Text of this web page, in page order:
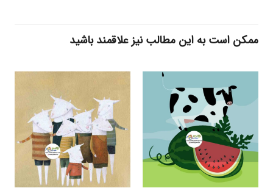
ممکن است به این مطالب نیز علاقمند باشید